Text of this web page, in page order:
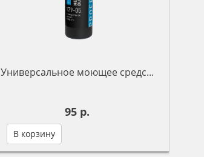
Универсальное моющее средс...
95 р.
В корзину